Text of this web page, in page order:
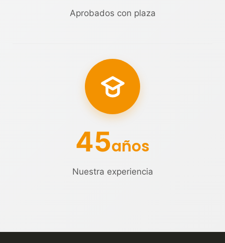
Aprobados con plaza
45años
Nuestra experiencia